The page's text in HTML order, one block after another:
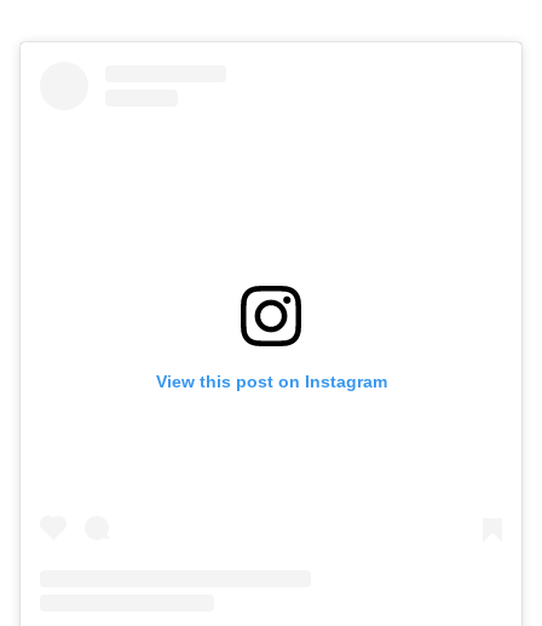
View this post on Instagram